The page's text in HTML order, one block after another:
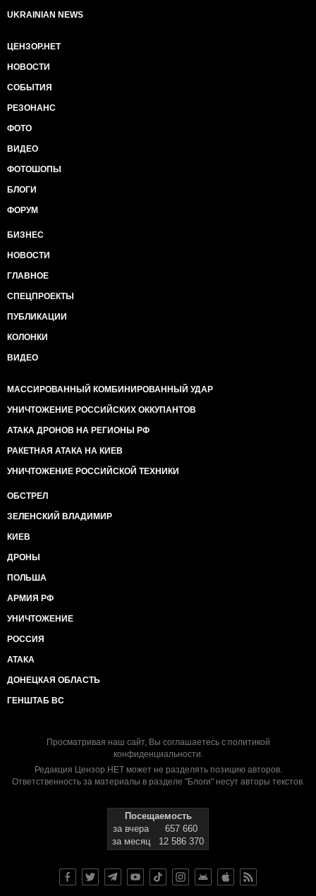
UKRAINIAN NEWS
ЦЕНЗОР.НЕТ
НОВОСТИ
СОБЫТИЯ
РЕЗОНАНС
ФОТО
ВИДЕО
ФОТОШОПЫ
БЛОГИ
ФОРУМ
БИЗНЕС
НОВОСТИ
ГЛАВНОЕ
СПЕЦПРОЕКТЫ
ПУБЛИКАЦИИ
КОЛОНКИ
ВИДЕО
МАССИРОВАННЫЙ КОМБИНИРОВАННЫЙ УДАР
УНИЧТОЖЕНИЕ РОССИЙСКИХ ОККУПАНТОВ
АТАКА ДРОНОВ НА РЕГИОНЫ РФ
РАКЕТНАЯ АТАКА НА КИЕВ
УНИЧТОЖЕНИЕ РОССИЙСКОЙ ТЕХНИКИ
ОБСТРЕЛ
ЗЕЛЕНСКИЙ ВЛАДИМИР
КИЕВ
ДРОНЫ
ПОЛЬША
АРМИЯ РФ
УНИЧТОЖЕНИЕ
РОССИЯ
АТАКА
ДОНЕЦКАЯ ОБЛАСТЬ
ГЕНШТАБ ВС
Просматривая наш сайт, Вы соглашаетесь с политикой
конфиденциальности.
Редакция Цензор.НЕТ может не разделять позицию авторов.
Ответственность за материалы в разделе "Блоги" несут авторы текстов.
Посещаемость
за вчера
657 660
за месяц
12 586 370